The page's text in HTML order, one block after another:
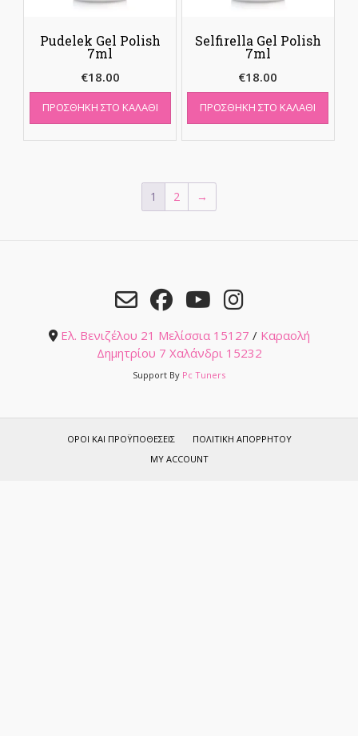
Pudelek Gel Polish
7ml
€18.00
ΠΡΟΣΘΉΚΗ ΣΤΟ ΚΑΛΆΘΙ
Selfirella Gel Polish
7ml
€18.00
ΠΡΟΣΘΉΚΗ ΣΤΟ ΚΑΛΆΘΙ
1 2 →
Ελ. Βενιζέλου 21 Μελίσσια 15127 / Καραολή
Δημητρίου 7 Χαλάνδρι 15232
Support By Pc Tuners
ΌΡΟΙ ΚΑΙ ΠΡΟΫΠΟΘΈΣΕΙΣ
ΠΟΛΙΤΙΚΉ ΑΠΟΡΡΉΤΟΥ
MY ACCOUNT